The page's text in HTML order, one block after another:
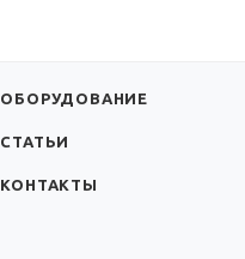
ОБОРУДОВАНИЕ
СТАТЬИ
КОНТАКТЫ